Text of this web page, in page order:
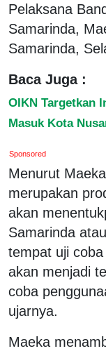
Pelaksana
Samarinda,
Samarinda,
Baca Juga :
OIKN Targetkan
Masuk Kota
Sponsored
Menurut
merupakan
akan
Samarinda
tempat uji
akan menjadi
coba
ujarnya.
Maeka